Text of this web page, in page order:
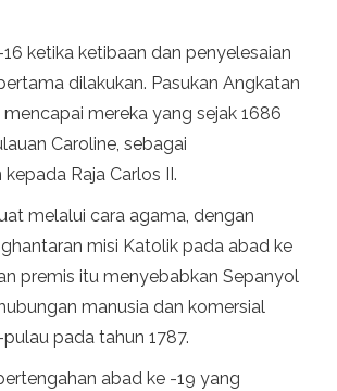
ketika ketibaan dan penyelesaian
dilakukan. Pasukan Angkatan
mereka yang sejak 1686
Caroline, sebagai
Raja Carlos II.
melalui cara agama, dengan
misi Katolik pada abad ke
premis itu menyebabkan Sepanyol
manusia dan komersial
pada tahun 1787.
abad ke -19 yang